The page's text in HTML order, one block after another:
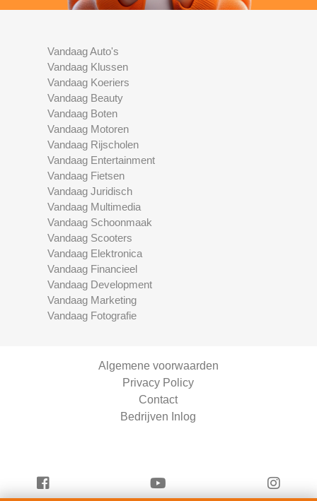
Vandaag Auto's
Vandaag Klussen
Vandaag Koeriers
Vandaag Beauty
Vandaag Boten
Vandaag Motoren
Vandaag Rijscholen
Vandaag Entertainment
Vandaag Fietsen
Vandaag Juridisch
Vandaag Multimedia
Vandaag Schoonmaak
Vandaag Scooters
Vandaag Elektronica
Vandaag Financieel
Vandaag Development
Vandaag Marketing
Vandaag Fotografie
Algemene voorwaarden
Privacy Policy
Contact
Bedrijven Inlog